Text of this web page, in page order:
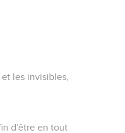
les invisibles,
d'être en tout